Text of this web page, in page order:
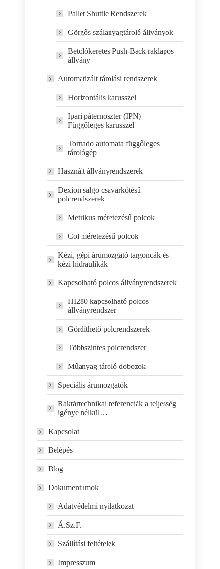
Pallet Shuttle Rendszerek
Görgős szálanyagtároló állványok
Betolókeretes Push-Back raklapos
állvány
Automatizált tárolási rendszerek
Horizontális karusszel
Ipari páternoszter (IPN) –
Függőleges karusszel
Tornado automata függőleges
tárológép
Használt állványrendszerek
Dexion salgo csavarkötésű
polcrendszerek
Metrikus méretezésű polcok
Col méretezésű polcok
Kézi, gépi árumozgató targoncák és
kézi hidraulikák
Kapcsolható polcos állványrendszerek
HI280 kapcsolható polcos
állványrendszer
Gördíthető polcrendszerek
Többszintes polcrendszer
Műanyag tároló dobozok
Speciális árumozgatók
Raktártechnikai referenciák a teljesség
igénye nélkül…
Kapcsolat
Belépés
Blog
Dokumentumok
Adatvédelmi nyilatkozat
Á.Sz.F.
Szállítási feltételek
Impresszum